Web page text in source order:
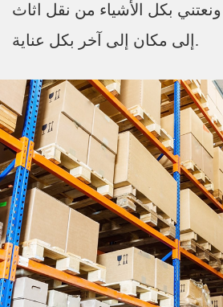
بكل الأشياء من نقل اثاث
إلى مكان إلى آخر بكل عناية.